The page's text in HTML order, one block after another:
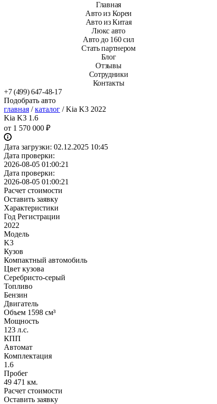
Главная
Авто из Кореи
Авто из Китая
Люкс авто
Авто до 160 сил
Стать партнером
Блог
Отзывы
Сотрудники
Контакты
+7 (499) 647-48-17
Подобрать авто
главная / каталог / Kia K3 2022
Kia K3 1.6
от 1 570 000 ₽
Дата загрузки: 02.12.2025 10:45
Дата проверки:
2026-08-05 01:00:21
Дата проверки:
2026-08-05 01:00:21
Расчет стоимости
Оставить заявку
Характеристики
Год Регистрации
2022
Модель
K3
Кузов
Компактный автомобиль
Цвет кузова
Серебристо-серый
Топливо
Бензин
Двигатель
Объем 1598 см³
Мощность
123 л.с.
КПП
Автомат
Комплектация
1.6
Пробег
49 471 км.
Расчет стоимости
Оставить заявку